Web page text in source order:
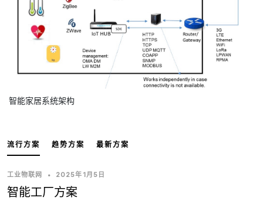
智能家居系统架构
流行方案 趋势方案 最新方案
工业物联网 • 2025年1月5日
智能工厂方案